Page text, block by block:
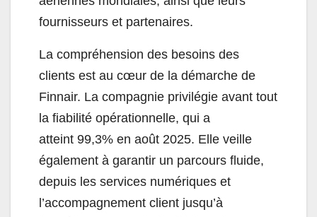
fournisseurs et partenaires.
La compréhension des besoins des
clients est au cœur de la démarche de
Finnair. La compagnie privilégie avant tout
la fiabilité opérationnelle, qui a
atteint 99,3% en août 2025. Elle veille
également à garantir un parcours fluide,
depuis les services numériques et
l’accompagnement client jusqu’à